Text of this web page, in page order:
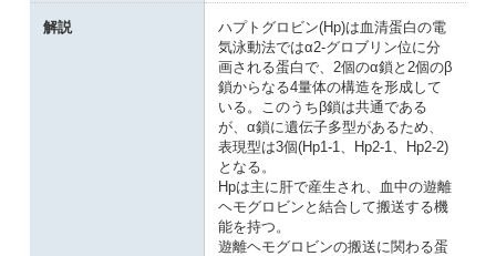
解説
ハプトグロビン(Hp)は血清蛋白の電
気泳動法ではα2-グロブリン位に分
画される蛋白で、2個のα鎖と2個のβ
鎖からなる4量体の構造を形成して
いる。このうちβ鎖は共通である
が、α鎖に遺伝子多型があるため、
表現型は3個(Hp1-1、Hp2-1、Hp2-2)
となる。
Hpは主に肝で産生され、血中の遊離
ヘモグロビンと結合して搬送する機
能を持つ。
遊離ヘモグロビンの搬送に関わる蛋